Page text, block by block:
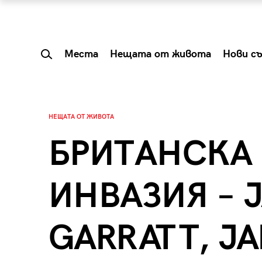
Места Нещата от живота Нови
НЕЩАТА ОТ ЖИВОТА
ИНВАЗИЯ –
GARRATT,
Summer Prelude: как